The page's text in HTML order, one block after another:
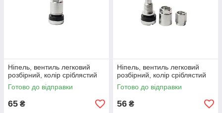
Ніпель, вентиль легковий
розбірний, колір сріблястий
Готово до відправки
65 ₴
Ніпель, вентиль легковий
розбірний, колір сріблястий
Готово до відправки
56 ₴